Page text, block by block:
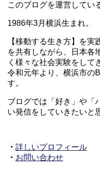
このブログを運営してい
1986年3月横浜生まれ。
【移動する生き方】を
を共有しながら、日本各
く様々な社会実験をして
令和元年より、横浜市の
す。
ブログでは「好き」や「
い発信をしていきたいと
・ 詳しいプロフィール
・ お問い合わせ